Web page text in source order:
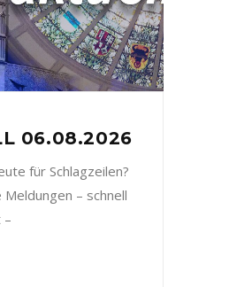
06.08.2026
für Schlagzeilen?
– schnell
–